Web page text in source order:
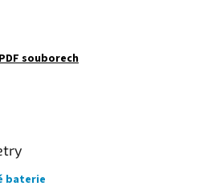
souborech
baterie